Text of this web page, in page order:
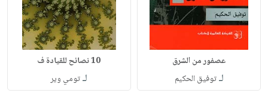
عصفور من الشرق
لـتوفيق الحكيم
10 نصائح للقيادة ف
لـتومي وير